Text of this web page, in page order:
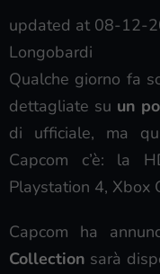
updated at 08-12-
Longobardi
Qualche giorno fa
dettagliate su un
di ufficiale, ma
Capcom c’è: la
Playstation 4, Xbox
Capcom ha
Collection sarà